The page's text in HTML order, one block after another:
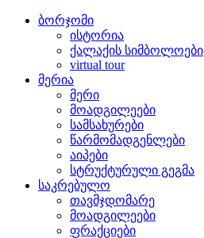
ბორჯომი
ისტორია
ქალაქის სიმბოლოები
virtual tour
მერია
მერი
მოადგილეები
სამსახურები
წარმომადგენლები
აიპები
სტრუქტურული გეგმა
საკრებულო
თავმჯდომარე
მოადგილეები
ფრაქციები